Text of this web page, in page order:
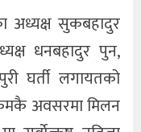
अध्यक्ष सुकबहादुर
धनबहादुर पुन,
घर्ती लगायतको
अवसरमा मिलन